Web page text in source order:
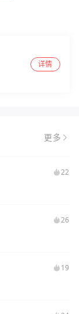
详情
更多
22
26
19